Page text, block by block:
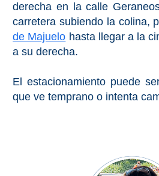
derecha en la calle
carretera subiendo la colina,
de Majuelo hasta llegar a la
a su derecha.
El estacionamiento puede
que ve temprano o intenta